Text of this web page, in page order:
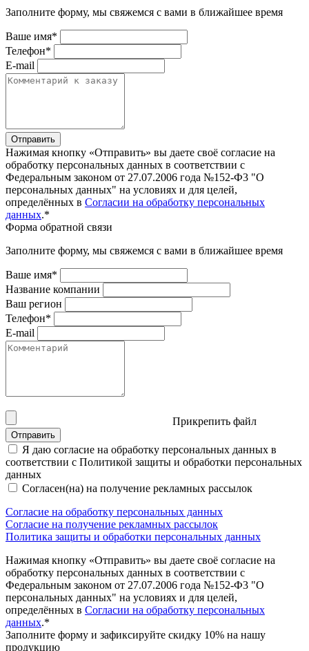
Заполните форму, мы свяжемся с вами в ближайшее время
Ваше имя*
Телефон*
E-mail
Отправить
Нажимая кнопку «Отправить» вы даете своё согласие на
обработку персональных данных в соответствии с
Федеральным законом от 27.07.2006 года №152-Ф3 "О
персональных данных" на условиях и для целей,
определённых в Согласии на обработку персональных
данных.*
Форма обратной связи
Заполните форму, мы свяжемся с вами в ближайшее время
Ваше имя*
Название компании
Ваш регион
Телефон*
E-mail
Прикрепить файл
Отправить
Я даю согласие на обработку персональных данных в
соответствии с Политикой защиты и обработки персональных
данных
Согласен(на) на получение рекламных рассылок
Согласие на обработку персональных данных
Согласие на получение рекламных рассылок
Политика защиты и обработки персональных данных
Нажимая кнопку «Отправить» вы даете своё согласие на
обработку персональных данных в соответствии с
Федеральным законом от 27.07.2006 года №152-Ф3 "О
персональных данных" на условиях и для целей,
определённых в Согласии на обработку персональных
данных.*
Заполните форму и зафиксируйте скидку 10% на нашу
продукцию